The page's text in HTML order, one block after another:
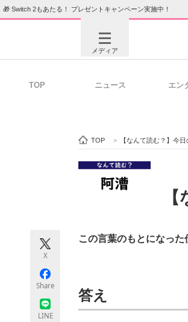
🎁 Switch 2もあたる！ プレゼントキャンペーン実施中！
メディア
ビジネスと働き方のヒント
TOP ニュース エン
TOP > 【なんて読む？】今
X
Share
LINE
この言葉のもとになった
答え